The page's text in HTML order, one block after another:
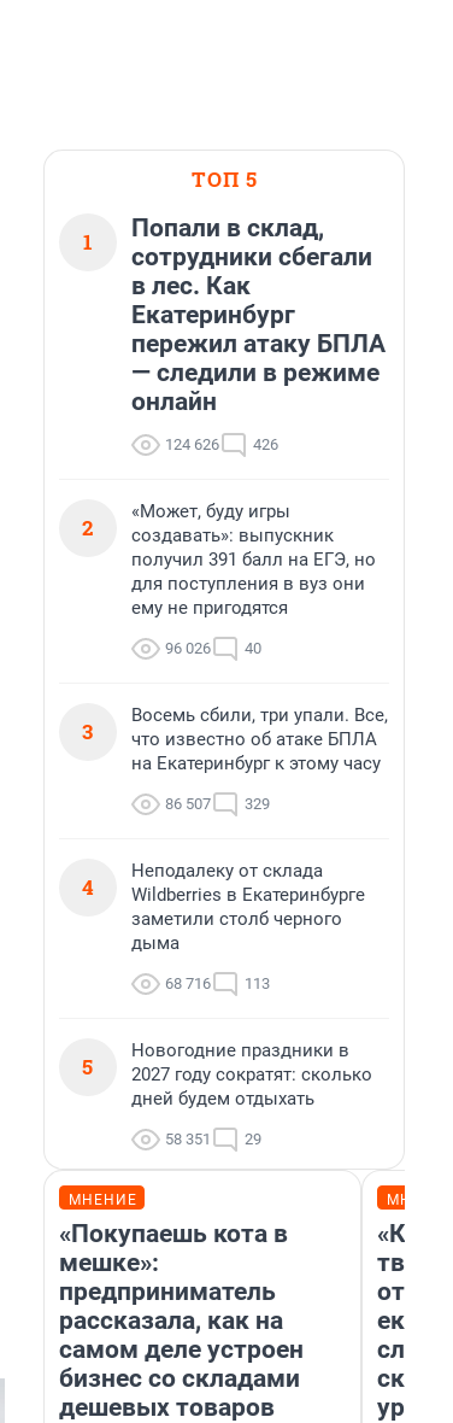
ТОП 5
1
Попали в склад,
сотрудники сбегали
в лес. Как
Екатеринбург
пережил атаку БПЛА
— следили в режиме
онлайн
124 626 426
2
«Может, буду игры
создавать»: выпускник
получил 391 балл на ЕГЭ, но
для поступления в вуз они
ему не пригодятся
96 026 40
3
Восемь сбили, три упали. Все,
что известно об атаке БПЛА
на Екатеринбург к этому часу
86 507 329
4
Неподалеку от склада
Wildberries в Екатеринбурге
заметили столб черного
дыма
68 716 113
5
Новогодние праздники в
2027 году сократят: сколько
дней будем отдыхать
58 351 29
МНЕНИЕ
«Покупаешь кота в
мешке»:
предприниматель
рассказала, как на
самом деле устроен
бизнес со складами
дешевых товаров